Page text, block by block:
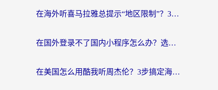
在海外听喜马拉雅总提示“地区限制”？3步轻松解除+听国内音乐全攻略
在国外登录不了国内小程序怎么办？选对回国加速器，轻松解锁国内资源
在美国怎么用酷我听周杰伦？3步搞定海外听歌难题